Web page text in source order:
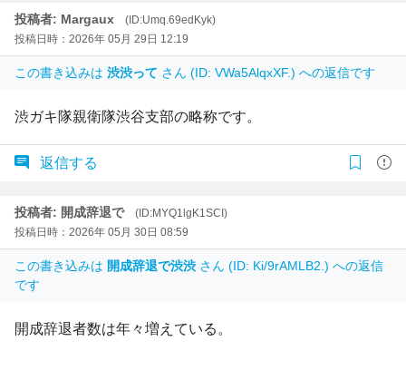
投稿者: Margaux
(ID:Umq.69edKyk)
投稿日時：2026年 05月 29日 12:19
この書き込みは 渋渋って さん (ID: VWa5AlqxXF.) への返信です
渋ガキ隊親衛隊渋谷支部の略称です。
返信する
投稿者: 開成辞退で
(ID:MYQ1lgK1SCI)
投稿日時：2026年 05月 30日 08:59
この書き込みは 開成辞退で渋渋 さん (ID: Ki/9rAMLB2.) への返信
です
開成辞退者数は年々増えている。